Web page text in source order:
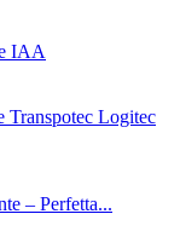
IAA
Transpotec Logitec
– Perfetta...